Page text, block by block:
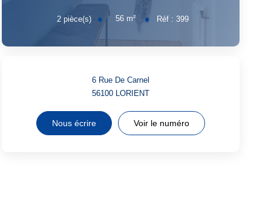
2pièce(s) 56 m² Réf :399
6 Rue De Carnel
56100 LORIENT
Nous écrire Voir le numéro